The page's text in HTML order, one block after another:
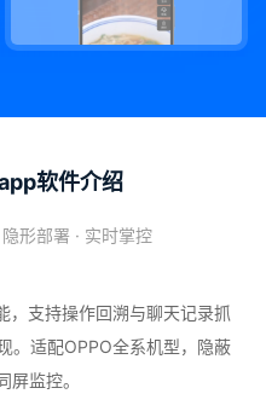
软件介绍
形部署 · 实时掌控
，支持操作回溯与聊天记录抓
。适配OPPO全系机型，隐蔽
屏监控。